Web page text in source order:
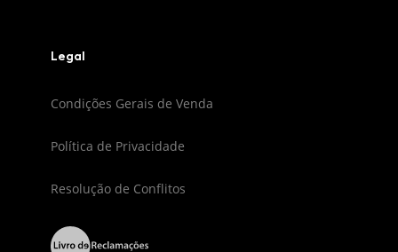
Legal
Condições Gerais de Venda
Política de Privacidade
Resolução de Conflitos